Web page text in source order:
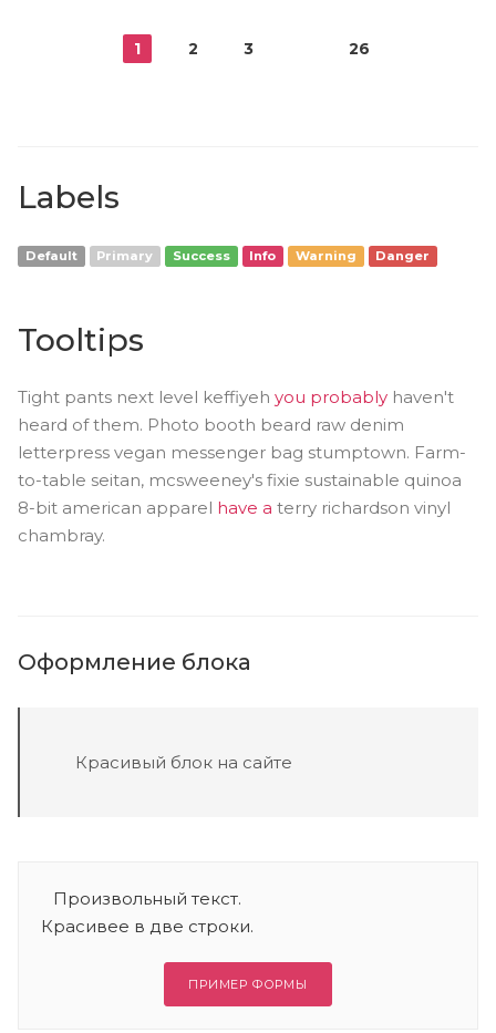
1 2 3 26
Labels
Default Primary Success Info Warning Danger
Tooltips
Tight pants next level keffiyeh you probably haven't
heard of them. Photo booth beard raw denim
letterpress vegan messenger bag stumptown. Farm-
to-table seitan, mcsweeney's fixie sustainable quinoa
8-bit american apparel have a terry richardson vinyl
chambray.
Оформление блока
Красивый блок на сайте
Произвольный текст.
Красивее в две строки.
ПРИМЕР ФОРМЫ